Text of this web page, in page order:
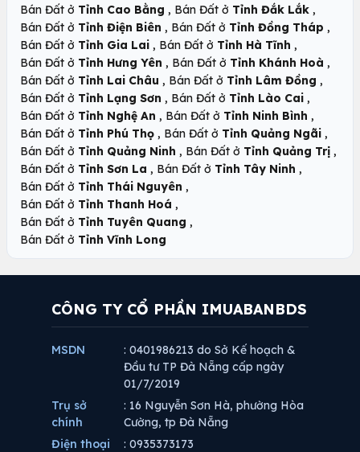
Bán Đất ở Tỉnh Cao Bằng , Bán Đất ở Tỉnh Đắk Lắk ,
Bán Đất ở Tỉnh Điện Biên , Bán Đất ở Tỉnh Đồng Tháp ,
Bán Đất ở Tỉnh Gia Lai , Bán Đất ở Tỉnh Hà Tĩnh ,
Bán Đất ở Tỉnh Hưng Yên , Bán Đất ở Tỉnh Khánh Hoà ,
Bán Đất ở Tỉnh Lai Châu , Bán Đất ở Tỉnh Lâm Đồng ,
Bán Đất ở Tỉnh Lạng Sơn , Bán Đất ở Tỉnh Lào Cai ,
Bán Đất ở Tỉnh Nghệ An , Bán Đất ở Tỉnh Ninh Bình ,
Bán Đất ở Tỉnh Phú Thọ , Bán Đất ở Tỉnh Quảng Ngãi ,
Bán Đất ở Tỉnh Quảng Ninh , Bán Đất ở Tỉnh Quảng Trị ,
Bán Đất ở Tỉnh Sơn La , Bán Đất ở Tỉnh Tây Ninh ,
Bán Đất ở Tỉnh Thái Nguyên ,
Bán Đất ở Tỉnh Thanh Hoá ,
Bán Đất ở Tỉnh Tuyên Quang ,
Bán Đất ở Tỉnh Vĩnh Long
CÔNG TY CỔ PHẦN IMUABANBDS
MSDN
: 0401986213 do Sở Kế hoạch &
Đầu tư TP Đà Nẵng cấp ngày
01/7/2019
Trụ sở
chính
: 16 Nguyễn Sơn Hà, phường Hòa
Cường, tp Đà Nẵng
Điện thoại
: 0935373173